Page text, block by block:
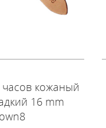
кожаный
16 mm